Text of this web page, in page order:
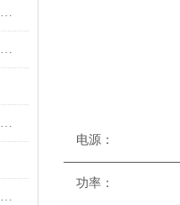
农药残留测试仪的应用范围及功能特点说明
加油站油气回收系统检测中密闭性的检测方法
土壤养分测定仪有什么作用，操作时注意什么？
十二通道微粒分析仪有什么特点，是你不了解的
电
功